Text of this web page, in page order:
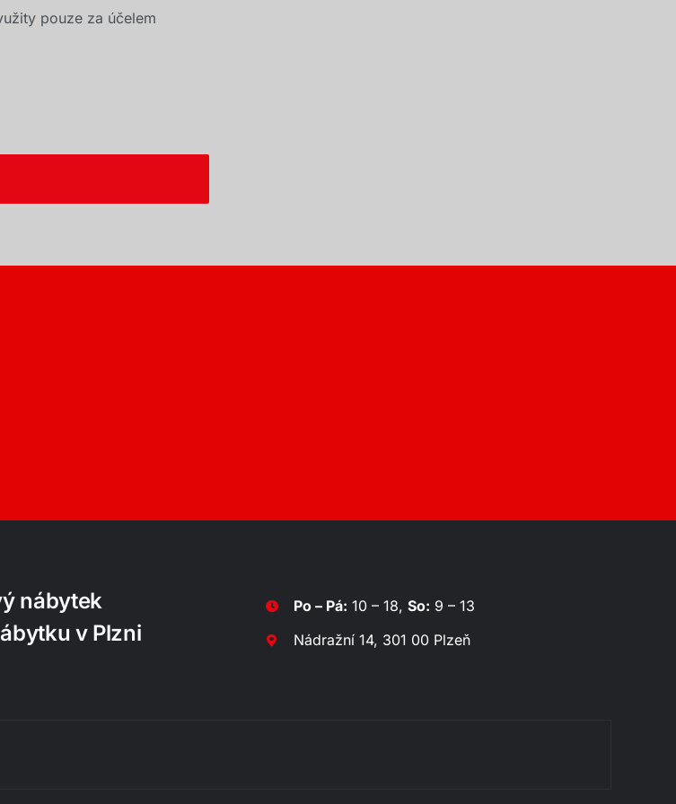
pouze za účelem
nábytek
v Plzni
Po – Pá: 10 – 18,So: 9 – 13
Nádražní 14, 301 00 Plzeň